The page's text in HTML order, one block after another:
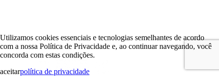
Utilizamos cookies essenciais e tecnologias semelhantes de acordo
com a nossa Política de Privacidade e, ao continuar navegando, você
concorda com estas condições.
aceitarpolítica de privacidade